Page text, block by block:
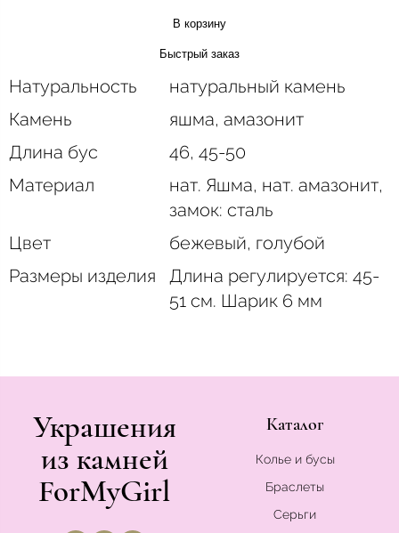
В корзину
Быстрый заказ
Натуральность
натуральный камень
Камень
яшма, амазонит
Длина бус
46, 45-50
Материал
нат. Яшма, нат. амазонит,
замок: сталь
Цвет
бежевый, голубой
Размеры изделия
Длина регулируется: 45-
51 см. Шарик 6 мм
Украшения
из камней
ForMyGirl
Каталог
Колье и бусы
Браслеты
Серьги